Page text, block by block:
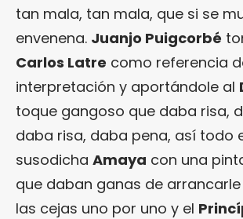
tan mala, tan mala, que si se
envenena. Juanjo Puigcorbé
Carlos Latre como referencia
interpretación y aportándole al
toque gangoso que daba risa,
daba risa, daba pena, así todo
susodicha Amaya con una
que daban ganas de
las cejas uno por uno y el